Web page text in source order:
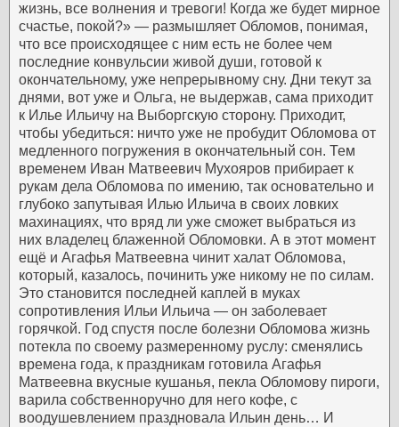
жизнь, все волнения и тревоги! Когда же будет мирное
счастье, покой?» — размышляет Обломов, понимая,
что все происходящее с ним есть не более чем
последние конвульсии живой души, готовой к
окончательному, уже непрерывному сну. Дни текут за
днями, вот уже и Ольга, не выдержав, сама приходит
к Илье Ильичу на Выборгскую сторону. Приходит,
чтобы убедиться: ничто уже не пробудит Обломова от
медленного погружения в окончательный сон. Тем
временем Иван Матвеевич Мухояров прибирает к
рукам дела Обломова по имению, так основательно и
глубоко запутывая Илью Ильича в своих ловких
махинациях, что вряд ли уже сможет выбраться из
них владелец блаженной Обломовки. А в этот момент
ещё и Агафья Матвеевна чинит халат Обломова,
который, казалось, починить уже никому не по силам.
Это становится последней каплей в муках
сопротивления Ильи Ильича — он заболевает
горячкой. Год спустя после болезни Обломова жизнь
потекла по своему размеренному руслу: сменялись
времена года, к праздникам готовила Агафья
Матвеевна вкусные кушанья, пекла Обломову пироги,
варила собственноручно для него кофе, с
воодушевлением праздновала Ильин день… И